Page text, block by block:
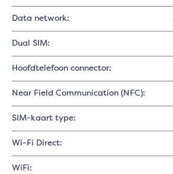
Data network:
Dual SIM:
Hoofdtelefoon connector:
Near Field Communication (NFC):
SIM-kaart type:
Wi-Fi Direct:
WiFi: